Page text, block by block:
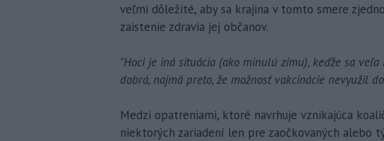
veľmi dôležité, aby sa krajina v tomto smere
zaistenie zdravia jej občanov.
"Hoci je iná situácia (ako minulú zimu), keďže sa
dobrá, najmä preto, že možnosť vakcinácie nevyužil
Medzi opatreniami, ktoré navrhuje vznikajúca
niektorých zariadení len pre zaočkovaných alebo